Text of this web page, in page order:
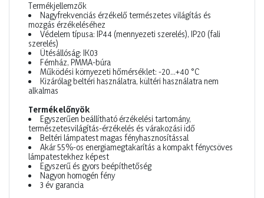
Termékjellemzők
Nagyfrekvenciás érzékelő természetes világítás és
mozgás érzékeléséhez
Védelem típusa: IP44 (mennyezeti szerelés), IP20 (fali
szerelés)
Ütésállóság: IK03
Fémház, PMMA-búra
Működési környezeti hőmérséklet: -20…+40 °C
Kizárólag beltéri használatra, kültéri használatra nem
alkalmas
Termékelőnyök
Egyszerűen beállítható érzékelési tartomány,
természetesvilágítás-érzékelés és várakozási idő
Beltéri lámpatest magas fényhasznosítással
Akár 55%-os energiamegtakarítás a kompakt fénycsöves
lámpatestekhez képest
Egyszerű és gyors beépíthetőség
Nagyon homogén fény
3 év garancia